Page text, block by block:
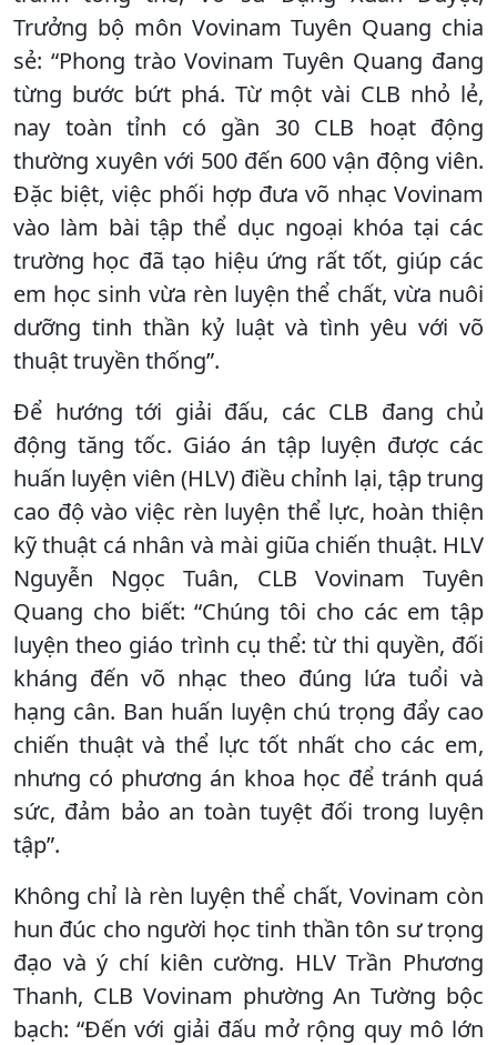
Trưởng bộ môn Vovinam Tuyên Quang chia
sẻ: “Phong trào Vovinam Tuyên Quang đang
từng bước bứt phá. Từ một vài CLB nhỏ lẻ,
nay toàn tỉnh có gần 30 CLB hoạt động
thường xuyên với 500 đến 600 vận động viên.
Đặc biệt, việc phối hợp đưa võ nhạc Vovinam
vào làm bài tập thể dục ngoại khóa tại các
trường học đã tạo hiệu ứng rất tốt, giúp các
em học sinh vừa rèn luyện thể chất, vừa nuôi
dưỡng tinh thần kỷ luật và tình yêu với võ
thuật truyền thống”.
Để hướng tới giải đấu, các CLB đang chủ
động tăng tốc. Giáo án tập luyện được các
huấn luyện viên (HLV) điều chỉnh lại, tập trung
cao độ vào việc rèn luyện thể lực, hoàn thiện
kỹ thuật cá nhân và mài giũa chiến thuật. HLV
Nguyễn Ngọc Tuân, CLB Vovinam Tuyên
Quang cho biết: “Chúng tôi cho các em tập
luyện theo giáo trình cụ thể: từ thi quyền, đối
kháng đến võ nhạc theo đúng lứa tuổi và
hạng cân. Ban huấn luyện chú trọng đẩy cao
chiến thuật và thể lực tốt nhất cho các em,
nhưng có phương án khoa học để tránh quá
sức, đảm bảo an toàn tuyệt đối trong luyện
tập”.
Không chỉ là rèn luyện thể chất, Vovinam còn
hun đúc cho người học tinh thần tôn sư trọng
đạo và ý chí kiên cường. HLV Trần Phương
Thanh, CLB Vovinam phường An Tường bộc
bạch: “Đến với giải đấu mở rộng quy mô lớn